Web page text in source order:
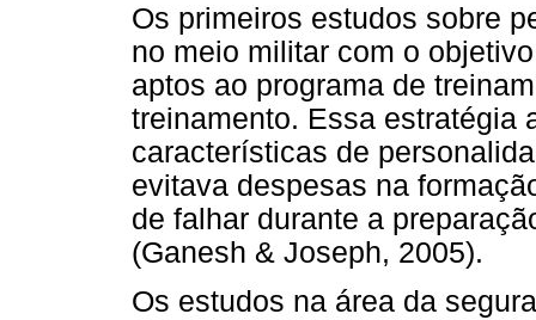
Os primeiros estudos sobre
no meio militar com o
aptos ao programa de
treinamento. Essa estratégia
características de
evitava despesas na
de falhar durante a
(Ganesh & Joseph, 2005).
Os estudos na área da